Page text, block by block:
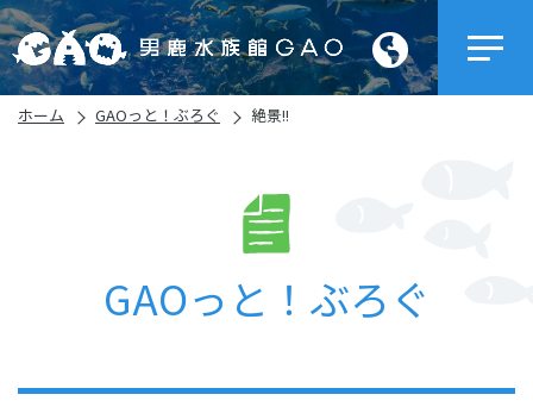
ホーム GAOっと！ぶろぐ 絶景!!
GAOっと！ぶろぐ